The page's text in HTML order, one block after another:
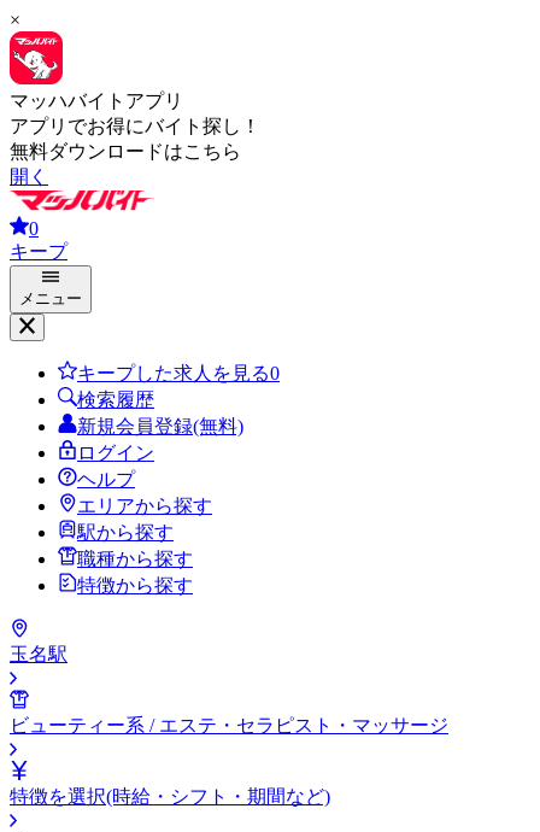
×
マッハバイトアプリ
アプリでお得にバイト探し！
無料ダウンロードはこちら
開く
0
キープ
メニュー
キープした求人を見る0
検索履歴
新規会員登録(無料)
ログイン
ヘルプ
エリアから探す
駅から探す
職種から探す
特徴から探す
玉名駅
ビューティー系 / エステ・セラピスト・マッサージ
特徴を選択(時給・シフト・期間など)